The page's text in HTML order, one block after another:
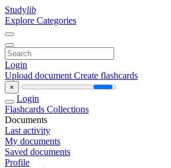
Studylib
Explore Categories
Login
Upload document Create flashcards
×
Login
Flashcards Collections
Documents
Last activity
My documents
Saved documents
Profile